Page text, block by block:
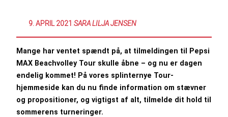
9. APRIL 2021 :SARA LILJA JENSEN
Mange har ventet spændt på, at tilmeldingen til Pepsi
MAX Beachvolley Tour skulle åbne – og nu er dagen
endelig kommet! På vores splinternye Tour-
hjemmeside kan du nu finde information om stævner
og propositioner, og vigtigst af alt, tilmelde dit hold til
sommerens turneringer.